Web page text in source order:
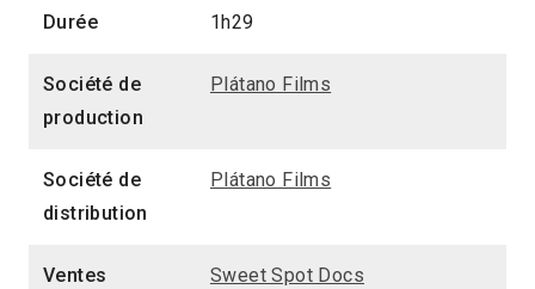
Durée 1h29
Société de
production
Plátano Films
Société de
distribution
Plátano Films
Ventes
Sweet Spot Docs